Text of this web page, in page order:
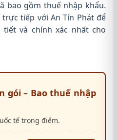
bao gồm thuế nhập khẩu.
tiếp với An Tín Phát để
và chính xác nhất cho
gói – Bao thuế nhập
tế trọng điểm.